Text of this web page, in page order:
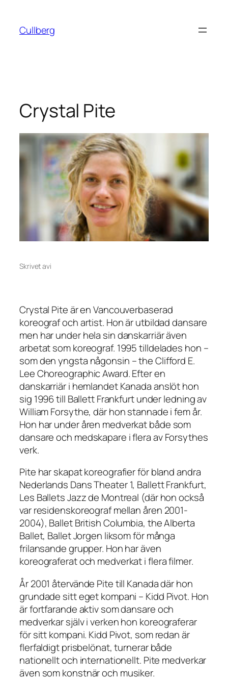
innehåll
Cullberg
Crystal Pite
Skrivet avi
Crystal Pite är en Vancouverbaserad
koreograf och artist. Hon är utbildad dansare
men har under hela sin danskarriär även
arbetat som koreograf. 1995 tilldelades hon –
som den yngsta någonsin – the Clifford E.
Lee Choreographic Award. Efter en
danskarriär i hemlandet Kanada anslöt hon
sig 1996 till Ballett Frankfurt under ledning av
William Forsythe, där hon stannade i fem år.
Hon har under åren medverkat både som
dansare och medskapare i flera av Forsythes
verk.
Pite har skapat koreografier för bland andra
Nederlands Dans Theater 1, Ballett Frankfurt,
Les Ballets Jazz de Montreal (där hon också
var residenskoreograf mellan åren 2001-
2004), Ballet British Columbia, the Alberta
Ballet, Ballet Jorgen liksom för många
frilansande grupper. Hon har även
koreograferat och medverkat i flera filmer.
År 2001 återvände Pite till Kanada där hon
grundade sitt eget kompani – Kidd Pivot. Hon
är fortfarande aktiv som dansare och
medverkar själv i verken hon koreograferar
för sitt kompani. Kidd Pivot, som redan är
flerfaldigt prisbelönat, turnerar både
nationellt och internationellt. Pite medverkar
även som konstnär och musiker.